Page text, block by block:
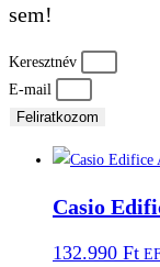
sem!
Keresztnév
E-mail
Feliratkozom
Casio
132.990 Ft